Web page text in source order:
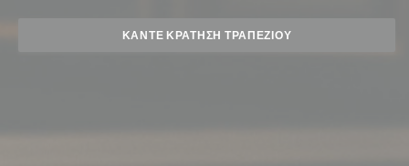
ΚΆΝΤΕ ΚΡΆΤΗΣΗ ΤΡΑΠΕΖΙΟΎ